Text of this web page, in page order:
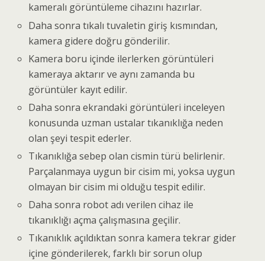
kameralı görüntüleme cihazını hazırlar.
Daha sonra tıkalı tuvaletin giriş kısmından,
kamera gidere doğru gönderilir.
Kamera boru içinde ilerlerken görüntüleri
kameraya aktarır ve aynı zamanda bu
görüntüler kayıt edilir.
Daha sonra ekrandaki görüntüleri inceleyen
konusunda uzman ustalar tıkanıklığa neden
olan şeyi tespit ederler.
Tıkanıklığa sebep olan cismin türü belirlenir.
Parçalanmaya uygun bir cisim mi, yoksa uygun
olmayan bir cisim mi olduğu tespit edilir.
Daha sonra robotadı verilen cihaz ile
tıkanıklığı açma çalışmasına geçilir.
Tıkanıklık açıldıktan sonra kamera tekrar gider
içine gönderilerek, farklı bir sorun olup